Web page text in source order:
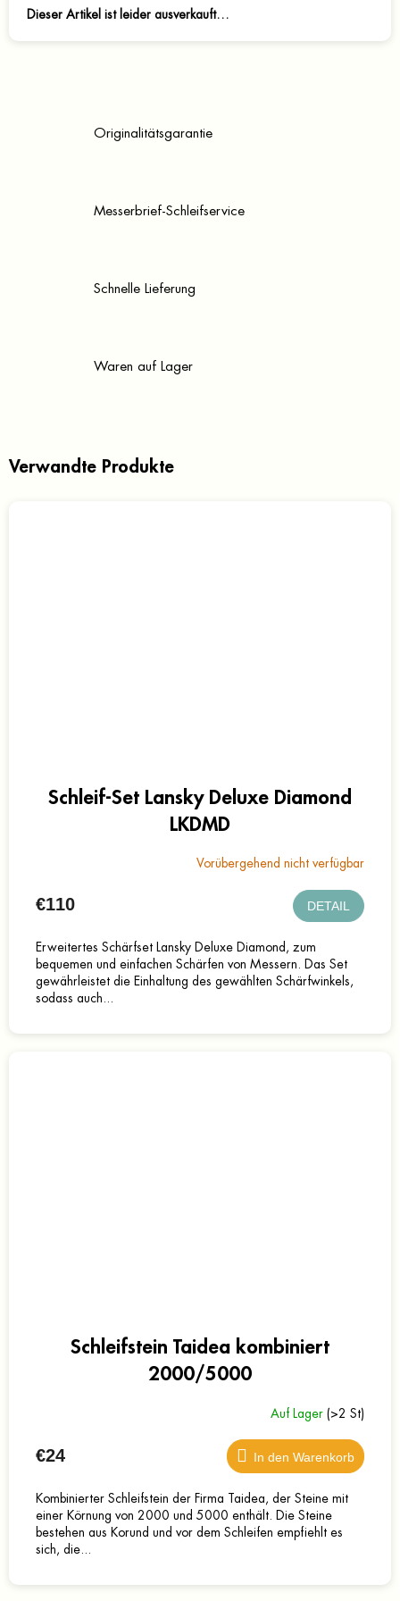
Dieser Artikel ist leider ausverkauft…
Originalitätsgarantie
Messerbrief-Schleifservice
Schnelle Lieferung
Waren auf Lager
Verwandte Produkte
Schleif-Set Lansky Deluxe Diamond
LKDMD
Vorübergehend nicht verfügbar
€110 DETAIL
Erweitertes Schärfset Lansky Deluxe Diamond, zum
bequemen und einfachen Schärfen von Messern. Das Set
gewährleistet die Einhaltung des gewählten Schärfwinkels,
sodass auch...
Schleifstein Taidea kombiniert
2000/5000
Auf Lager (>2 St)
€24 In den Warenkorb
Kombinierter Schleifstein der Firma Taidea, der Steine mit
einer Körnung von 2000 und 5000 enthält. Die Steine
bestehen aus Korund und vor dem Schleifen empfiehlt es
sich, die...